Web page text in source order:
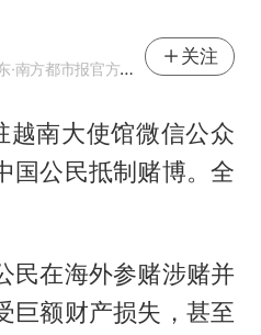
·南方都市报官方网易号
关注
越南大使馆微信公众
国公民抵制赌博。全
民在海外参赌涉赌并
巨额财产损失，甚至